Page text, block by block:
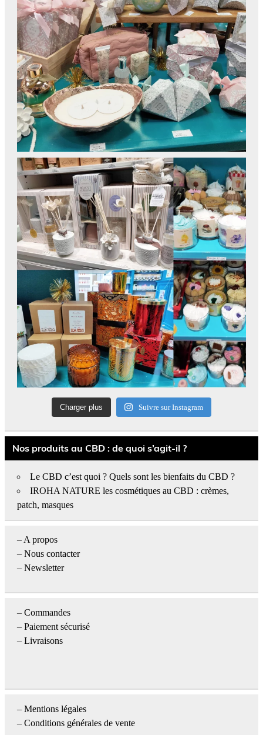
Charger plus Suivre sur Instagram
Nos produits au CBD : de quoi s’agit-il ?
Le CBD c’est quoi ? Quels sont les bienfaits du CBD ?
IROHA NATURE les cosmétiques au CBD : crèmes,
patch, masques
–A propos
– Nous contacter
– Newsletter
– Commandes
– Paiement sécurisé
– Livraisons
– Mentions légales
– Conditions générales de vente